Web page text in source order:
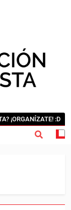
¡ORGANÍZATE! :D